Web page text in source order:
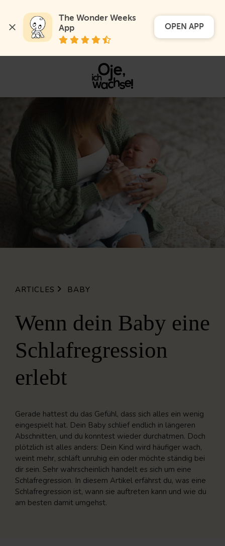
The Wonder Weeks
App
OPEN APP
ARTICLES BABY
Wenn dein Baby eine
Schlafregression
erlebt
Gerade hattest du das Gefühl, dass sich alles ein wenig
eingespielt hat. Dein Baby schlief endlich in längeren
Abschnitten, und du konntest wieder durchatmen. Doch
plötzlich ist alles anders: Dein Kind wird häufiger wach,
weint mehr, schläft unruhig ein oder möchte ständig bei
dir sein. Sehr wahrscheinlich handelt es sich um eine
Schlafregression. In diesem Artikel erfährst du, was eine
Schlafregression ist, wann sie auftreten kann und wie du
am besten damit umgehst.